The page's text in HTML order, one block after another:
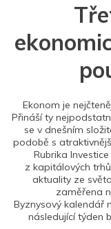
Ekonom je
Přináší ty
se v dnešním
podobě s
Rubrika
z kapitálových
aktuality ze
zaměřena
Byznysový kalendář
následující týden